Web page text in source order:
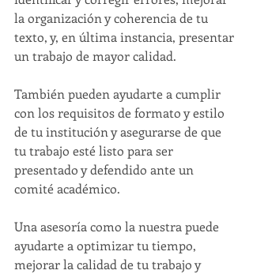
la organización y coherencia de tu
texto, y, en última instancia, presentar
un trabajo de mayor calidad.
También pueden ayudarte a cumplir
con los requisitos de formato y estilo
de tu institución y asegurarse de que
tu trabajo esté listo para ser
presentado y defendido ante un
comité académico.
Una asesoría como la nuestra puede
ayudarte a optimizar tu tiempo,
mejorar la calidad de tu trabajo y